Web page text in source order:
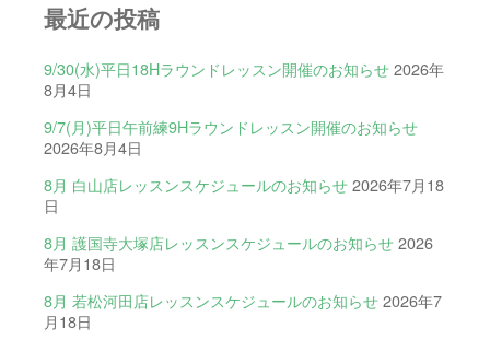
最近の投稿
9/30(水)平日18Hラウンドレッスン開催のお知らせ 2026年
8月4日
9/7(月)平日午前練9Hラウンドレッスン開催のお知らせ
2026年8月4日
8月 白山店レッスンスケジュールのお知らせ 2026年7月18
日
8月 護国寺大塚店レッスンスケジュールのお知らせ 2026
年7月18日
8月 若松河田店レッスンスケジュールのお知らせ 2026年7
月18日